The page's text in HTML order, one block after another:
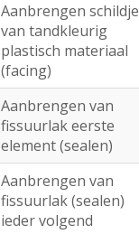
Aanbrengen schildje
van tandkleurig
plastisch materiaal
(facing)
Aanbrengen van
fissuurlak eerste
element (sealen)
Aanbrengen van
fissuurlak (sealen)
ieder volgend